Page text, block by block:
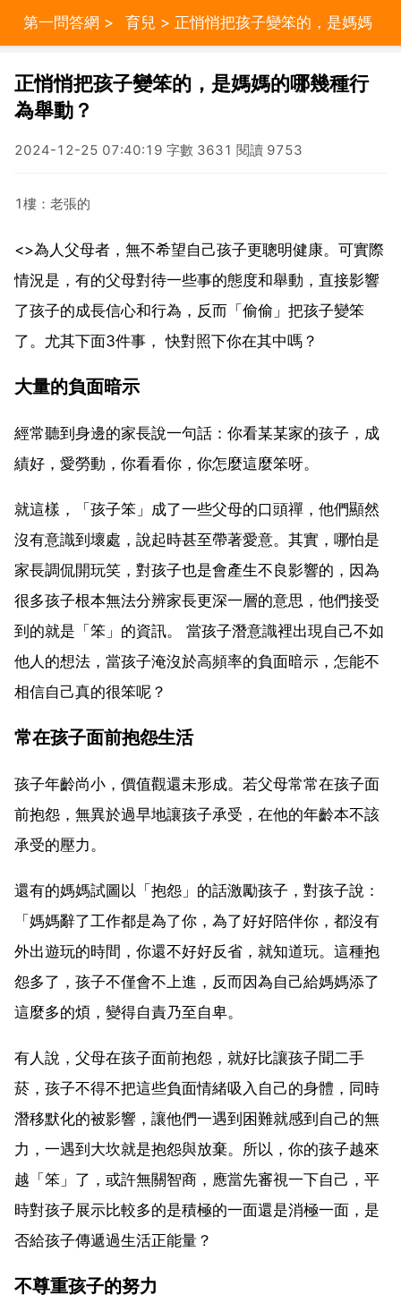
第一問答網 > 育兒 > 正悄悄把孩子變笨的，是媽媽
的哪幾種行為舉動？
正悄悄把孩子變笨的，是媽媽的哪幾種行
為舉動？
2024-12-25 07:40:19 字數 3631 閱讀 9753
1樓：老張的
<>為人父母者，無不希望自己孩子更聰明健康。可實際
情況是，有的父母對待一些事的態度和舉動，直接影響
了孩子的成長信心和行為，反而「偷偷」把孩子變笨
了。尤其下面3件事， 快對照下你在其中嗎？
大量的負面暗示
經常聽到身邊的家長說一句話：你看某某家的孩子，成
績好，愛勞動，你看看你，你怎麼這麼笨呀。
就這樣，「孩子笨」成了一些父母的口頭禪，他們顯然
沒有意識到壞處，說起時甚至帶著愛意。其實，哪怕是
家長調侃開玩笑，對孩子也是會產生不良影響的，因為
很多孩子根本無法分辨家長更深一層的意思，他們接受
到的就是「笨」的資訊。 當孩子潛意識裡出現自己不如
他人的想法，當孩子淹沒於高頻率的負面暗示，怎能不
相信自己真的很笨呢？
常在孩子面前抱怨生活
孩子年齡尚小，價值觀還未形成。若父母常常在孩子面
前抱怨，無異於過早地讓孩子承受，在他的年齡本不該
承受的壓力。
還有的媽媽試圖以「抱怨」的話激勵孩子，對孩子說：
「媽媽辭了工作都是為了你，為了好好陪伴你，都沒有
外出遊玩的時間，你還不好好反省，就知道玩。這種抱
怨多了，孩子不僅會不上進，反而因為自己給媽媽添了
這麼多的煩，變得自責乃至自卑。
有人說，父母在孩子面前抱怨，就好比讓孩子聞二手
菸，孩子不得不把這些負面情緒吸入自己的身體，同時
潛移默化的被影響，讓他們一遇到困難就感到自己的無
力，一遇到大坎就是抱怨與放棄。所以，你的孩子越來
越「笨」了，或許無關智商，應當先審視一下自己，平
時對孩子展示比較多的是積極的一面還是消極一面，是
否給孩子傳遞過生活正能量？
不尊重孩子的努力